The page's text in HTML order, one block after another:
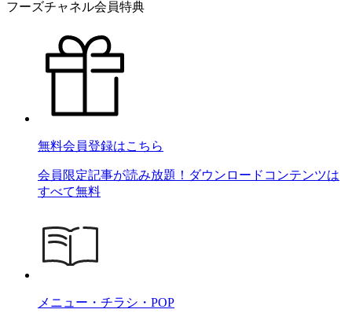
フーズチャネル会員特典
無料会員登録はこちら
会員限定記事が読み放題！ダウンロードコンテンツは
すべて無料
メニュー・チラシ・POP